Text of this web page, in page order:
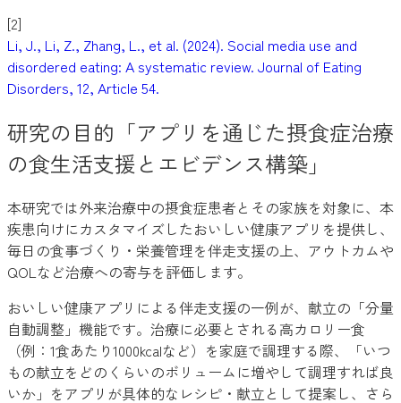
[2]
Li, J., Li, Z., Zhang, L., et al. (2024). Social media use and
disordered eating: A systematic review. Journal of Eating
Disorders, 12, Article 54.
研究の目的「アプリを通じた摂食症治療
の食生活支援とエビデンス構築」
本研究では外来治療中の摂食症患者とその家族を対象に、本
疾患向けにカスタマイズしたおいしい健康アプリを提供し、
毎日の食事づくり・栄養管理を伴走支援の上、アウトカムや
QOLなど治療への寄与を評価します。
おいしい健康アプリによる伴走支援の一例が、献立の「分量
自動調整」機能です。治療に必要とされる高カロリー食
（例：1食あたり1000kcalなど）を家庭で調理する際、「いつ
もの献立をどのくらいのボリュームに増やして調理すれば良
いか」をアプリが具体的なレシピ・献立として提案し、さら